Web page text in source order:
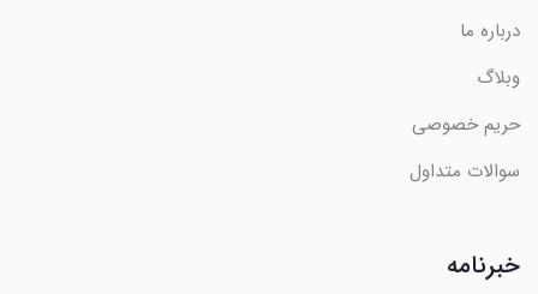
درباره ما
وبلاگ
حریم خصوصی
سوالات متداول
خبرنامه